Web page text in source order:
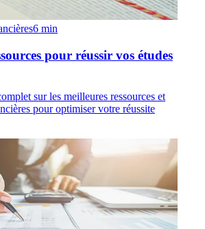
6 min
pour réussir vos études
sur les meilleures ressources et
pour optimiser votre réussite